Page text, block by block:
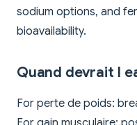
sodium options, and
bioavailability.
Quand devrait I
For perte de poids: